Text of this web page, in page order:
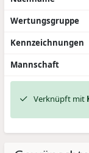
Wertungsgruppe
Kennzeichnungen
Mannschaft
Verknüpft mit